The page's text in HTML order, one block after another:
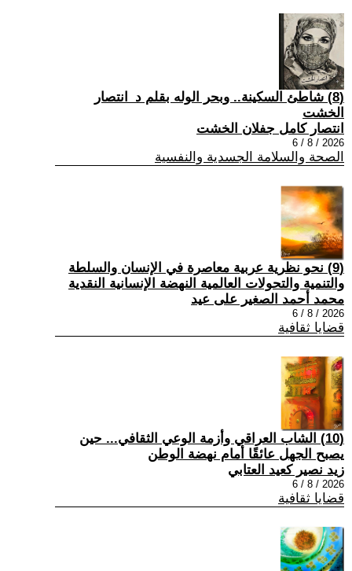
(8) شاطئ السكينة.. وبحر الوله بقلم د_انتصار
الخشت
انتصار كامل جفلان الخشت
2026 / 8 / 6
الصحة والسلامة الجسدية والنفسية
(9) نحو نظرية عربية معاصرة في الإنسان والسلطة
والتنمية والتحولات العالمية النهضة الإنسانية النقدية
محمد أحمد الصغير على عيد
2026 / 8 / 6
قضايا ثقافية
(10) الشاب العراقي وأزمة الوعي الثقافي... حين
يصبح الجهل عائقًا أمام نهضة الوطن
زيد نصير كعيد العتابي
2026 / 8 / 6
قضايا ثقافية